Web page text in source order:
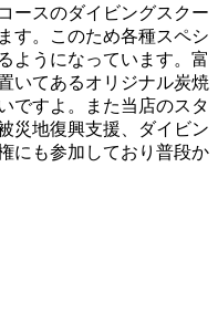
ースのダイビングスクー
す。このため各種スペシ
ようになっています。富
いてあるオリジナル炭焼
ですよ。また当店のスタ
災地復興支援、ダイビン
にも参加しており普段か